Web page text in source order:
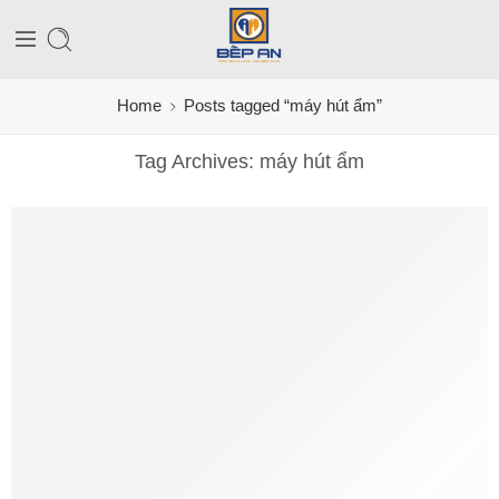
Home Posts tagged “máy hút ẩm”
Tag Archives: máy hút ẩm